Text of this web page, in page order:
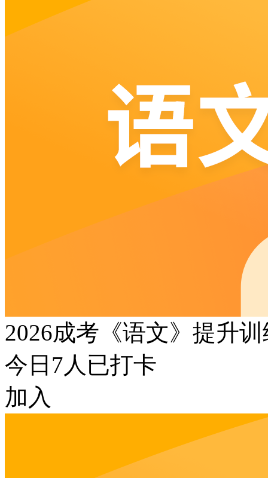
2026成考《语文》提升
今日 7人已打卡
加入